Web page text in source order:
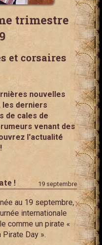
trimestre
et corsaires
nouvelles
les derniers
de cales de
venant des
l'actualité
! 19 septembre
au 19 septembre,
internationale
comme un pirate «
Pirate Day ».